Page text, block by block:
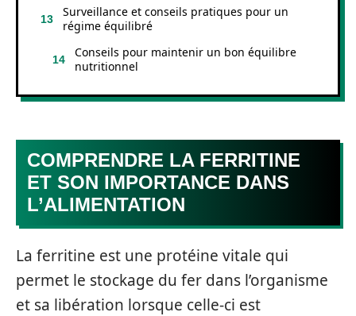
Surveillance et conseils pratiques pour un
régime équilibré
Conseils pour maintenir un bon équilibre
nutritionnel
COMPRENDRE LA FERRITINE
ET SON IMPORTANCE DANS
L’ALIMENTATION
La ferritine est une protéine vitale qui
permet le stockage du fer dans l’organisme
et sa libération lorsque celle-ci est